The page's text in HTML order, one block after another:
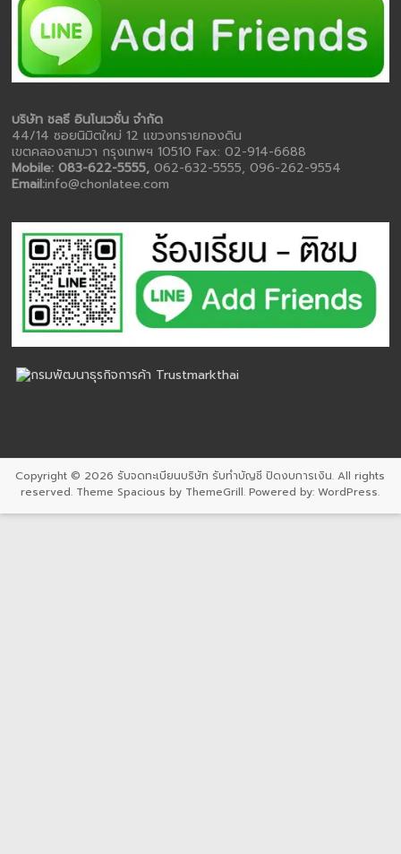
บริษัท ชลธี อินโนเวชั่น จำกัด
44/14 ซอยนิมิตใหม่ 12 แขวงทรายกองดิน
เขตคลองสามวา กรุงเทพฯ 10510 Fax: 02-914-6688
Mobile: 083-622-5555,062-632-5555, 096-262-9554
Email:info@chonlatee.com
Copyright © 2026 รับจดทะเบียนบริษัท รับทำบัญชี ปิดงบการเงิน. All rights
reserved. ThemeSpacious by ThemeGrill. Powered by:WordPress.